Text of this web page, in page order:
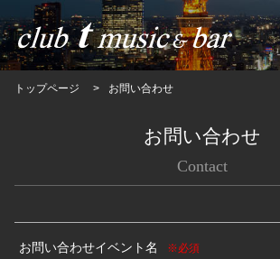
トップページ お問い合わせ
お問い合わせ
Contact
お問い合わせイベント名 ※必須